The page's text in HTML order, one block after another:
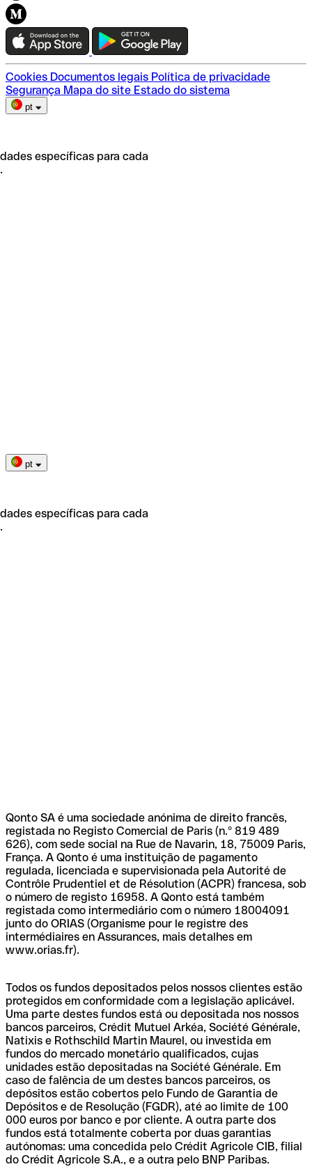
Conexão Qonto
Teste a Qonto
Escolha do plano
Cookies Documentos legais Política de privacidade
Segurança Mapa do site Estado do sistema
pt
específicas para cada
pt
específicas para cada
Qonto SA é uma sociedade anónima de direito francês,
registada no Registo Comercial de Paris (n.º 819 489
626), com sede social na Rue de Navarin, 18, 75009 Paris,
França. A Qonto é uma instituição de pagamento
regulada, licenciada e supervisionada pela Autorité de
Contrôle Prudentiel et de Résolution (ACPR) francesa, sob
o número de registo 16958. A Qonto está também
registada como intermediário com o número 18004091
junto do ORIAS (Organisme pour le registre des
intermédiaires en Assurances, mais detalhes em
www.orias.fr).
Todos os fundos depositados pelos nossos clientes estão
protegidos em conformidade com a legislação aplicável.
Uma parte destes fundos está ou depositada nos nossos
bancos parceiros, Crédit Mutuel Arkéa, Société Générale,
Natixis e Rothschild Martin Maurel, ou investida em
fundos do mercado monetário qualificados, cujas
unidades estão depositadas na Société Générale. Em
caso de falência de um destes bancos parceiros, os
depósitos estão cobertos pelo Fundo de Garantia de
Depósitos e de Resolução (FGDR), até ao limite de 100
000 euros por banco e por cliente. A outra parte dos
fundos está totalmente coberta por duas garantias
autónomas: uma concedida pelo Crédit Agricole CIB, filial
do Crédit Agricole S.A., e a outra pelo BNP Paribas.